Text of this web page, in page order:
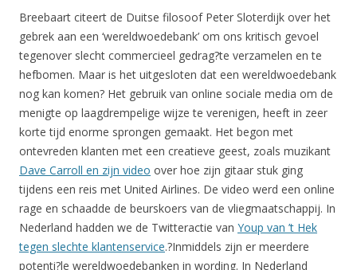
Breebaart citeert de Duitse filosoof Peter Sloterdijk over het
gebrek aan een ‘wereldwoedebank’ om ons kritisch gevoel
tegenover slecht commercieel gedrag?te verzamelen en te
hefbomen. Maar is het uitgesloten dat een wereldwoedebank
nog kan komen? Het gebruik van online sociale media om de
menigte op laagdrempelige wijze te verenigen, heeft in zeer
korte tijd enorme sprongen gemaakt. Het begon met
ontevreden klanten met een creatieve geest, zoals muzikant
Dave Carroll en zijn video over hoe zijn gitaar stuk ging
tijdens een reis met United Airlines. De video werd een online
rage en schaadde de beurskoers van de vliegmaatschappij. In
Nederland hadden we de Twitteractie van Youp van ’t Hek
tegen slechte klantenservice.?Inmiddels zijn er meerdere
potenti?le wereldwoedebanken in wording. In Nederland